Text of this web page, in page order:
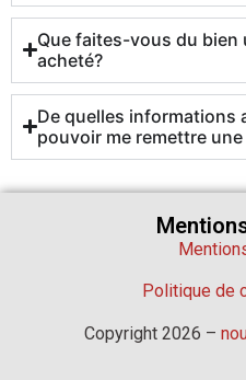
Que faites-vous du
acheté?
De quelles informations
pouvoir me remettre
Politique de
Copyright 2026 –